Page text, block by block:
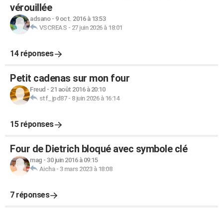
vérouillée
adsano- 9 oct. 2016 à 13:53
VSCREAS - 27 juin 2026 à 18:01
14 réponses
Petit cadenas sur mon four
Freud - 21 août 2016 à 20:10
stf_jpd87- 8 juin 2026 à 16:14
15 réponses
Four de Dietrich bloqué avec symbole clé
mag - 30 juin 2016 à 09:15
Aicha- 3 mars 2023 à 18:08
7 réponses